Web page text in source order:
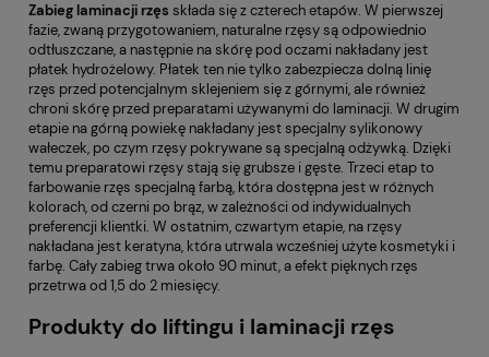
Zabieg laminacji rzęs składa się z czterech etapów. W pierwszej
fazie, zwaną przygotowaniem, naturalne rzęsy są odpowiednio
odtłuszczane, a następnie na skórę pod oczami nakładany jest
płatek hydrożelowy. Płatek ten nie tylko zabezpiecza dolną linię
rzęs przed potencjalnym sklejeniem się z górnymi, ale również
chroni skórę przed preparatami używanymi do laminacji. W drugim
etapie na górną powiekę nakładany jest specjalny sylikonowy
wałeczek, po czym rzęsy pokrywane są specjalną odżywką. Dzięki
temu preparatowi rzęsy stają się grubsze i gęste. Trzeci etap to
farbowanie rzęs specjalną farbą, która dostępna jest w różnych
kolorach, od czerni po brąz, w zależności od indywidualnych
preferencji klientki. W ostatnim, czwartym etapie, na rzęsy
nakładana jest keratyna, która utrwala wcześniej użyte kosmetyki i
farbę. Cały zabieg trwa około 90 minut, a efekt pięknych rzęs
przetrwa od 1,5 do 2 miesięcy.
Produkty do liftingu i laminacji rzęs